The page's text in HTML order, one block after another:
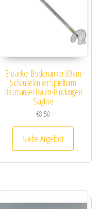
Erdanker Bodenanker 80 cm
Schaukelanker Spielturm
Baumanker Baum-Bindungen
Slagline
€8.50
Siehe Angebot